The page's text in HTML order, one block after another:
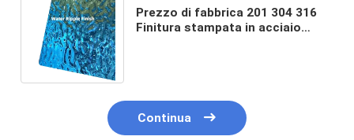
Prezzo di fabbrica 201 304 316
Finitura stampata in acciaio
Continua